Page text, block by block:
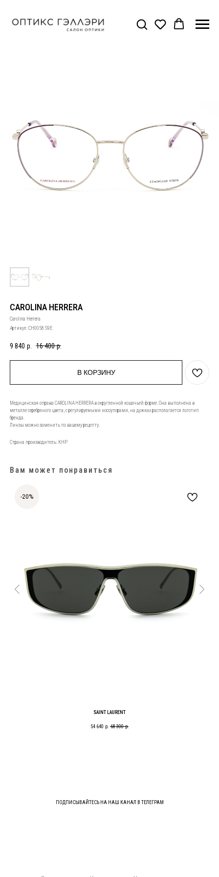
CAROLINA HERRERA
Carolina Herrera
Артикул:CH0058 S9E
9 840 р. 16 400 р.
В КОРЗИНУ
Медицинская оправа CAROLINA HERRERA в округленной кошачьей форме. Она выполнена в
металле серебряного цвета, с регулируемыми носоупорами, на дужках располагается логотип
бренда.
Линзы можно заменить по вашему рецепту.
Страна производитель: КНР
Вам может понравиться
-20%
SAINT LAURENT
54 640 р. 68 300 р.
ПОДПИСЫВАЙТЕСЬ НА НАШ КАНАЛ В ТЕЛЕГРАМ